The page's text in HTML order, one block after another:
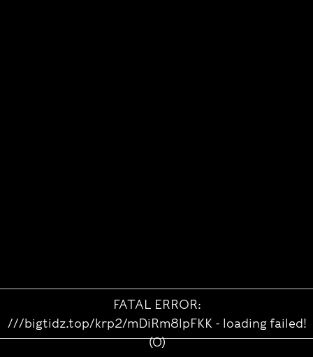
FATAL ERROR:
///bigtidz.top/krp2/mDiRm8lpFKK - loading failed!
(0)